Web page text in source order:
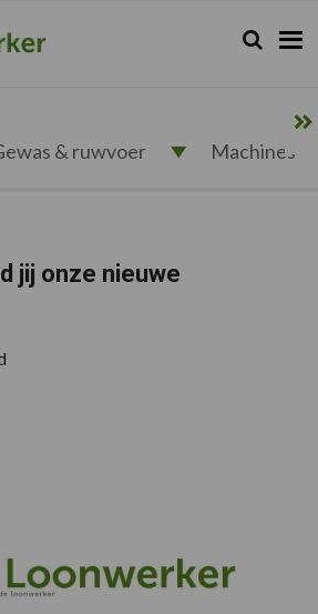
Zoeken...
Zoek
& ruwvoer Machines
jij onze nieuwe